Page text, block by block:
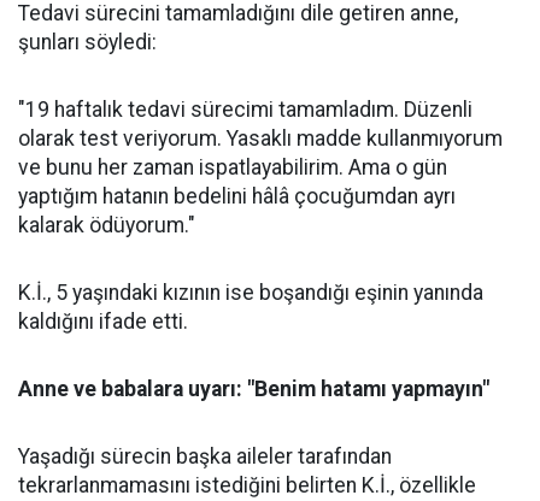
Tedavi sürecini tamamladığını dile getiren anne,
şunları söyledi:
"19 haftalık tedavi sürecimi tamamladım. Düzenli
olarak test veriyorum. Yasaklı madde kullanmıyorum
ve bunu her zaman ispatlayabilirim. Ama o gün
yaptığım hatanın bedelini hâlâ çocuğumdan ayrı
kalarak ödüyorum."
K.İ., 5 yaşındaki kızının ise boşandığı eşinin yanında
kaldığını ifade etti.
Anne ve babalara uyarı: "Benim hatamı yapmayın"
Yaşadığı sürecin başka aileler tarafından
tekrarlanmamasını istediğini belirten K.İ., özellikle